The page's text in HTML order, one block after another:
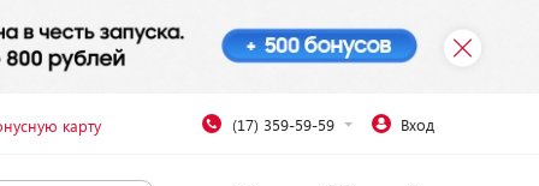
карту (17) 359-59-59 Вход